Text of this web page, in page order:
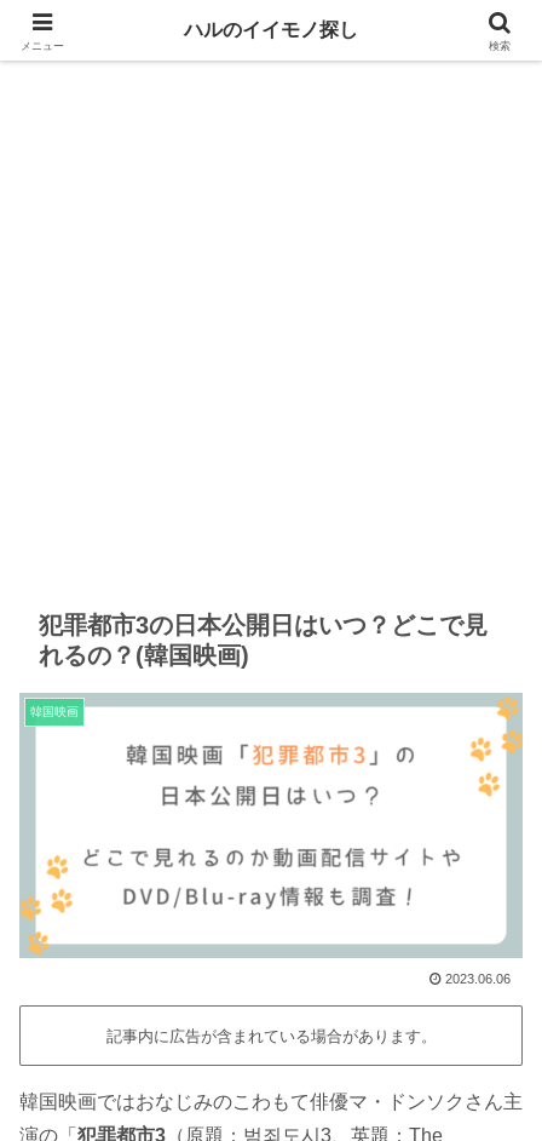
生活や趣味に役立つイイモノを紹介するブログ
犯罪都市3の日本公開日はいつ？どこで見
れるの？(韓国映画)
韓国映画
2023.06.06
記事内に広告が含まれている場合があります。
韓国映画ではおなじみのこわもて俳優マ・ドンソクさん主
演の「 犯罪都市3 （原題：범죄도시3、英題：The
メニュー
ハルのイイモノ探し
検索